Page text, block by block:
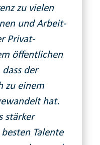
zu vielen
und Arbeit­
Privat­
öffentlichen
der
zu einem
hat.
stärker
Talente